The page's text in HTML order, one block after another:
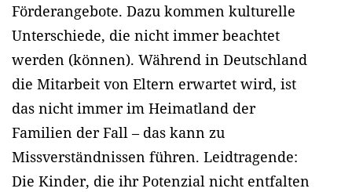
Förderangebote. Dazu kommen kulturelle
Unterschiede, die nicht immer beachtet
werden (können). Während in Deutschland
die Mitarbeit von Eltern erwartet wird, ist
das nicht immer im Heimatland der
Familien der Fall – das kann zu
Missverständnissen führen. Leidtragende:
Die Kinder, die ihr Potenzial nicht entfalten